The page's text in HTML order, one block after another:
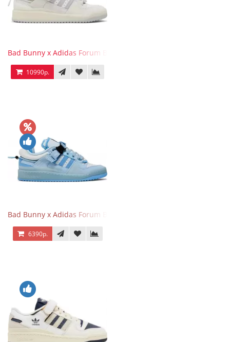
Bad Bunny x Adidas Forum Buckle Low Last
10990р.
Bad Bunny x Adidas Forum Buckle Low Blue Tint
6390р.